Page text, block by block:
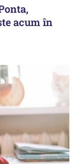
acum în